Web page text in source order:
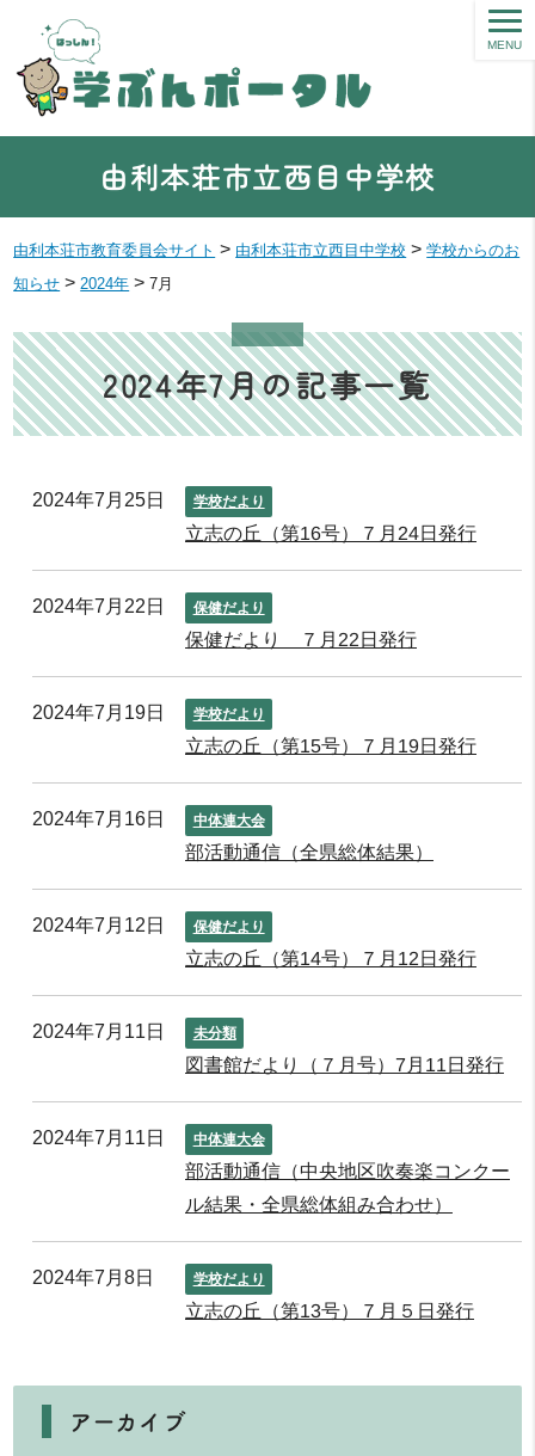
由利本荘市立西目中学校
MENU
由利本荘市教育委員会サイト > 由利本荘市立西目中学校 >学校からのお
知らせ > 2024年 >7月
2024年7月の記事一覧
2024年7月25日 学校だより
立志の丘（第16号）７月24日発行
2024年7月22日 保健だより
保健だより ７月22日発行
2024年7月19日 学校だより
立志の丘（第15号）７月19日発行
2024年7月16日 中体連大会
部活動通信（全県総体結果）
2024年7月12日 保健だより
立志の丘（第14号）７月12日発行
2024年7月11日 未分類
図書館だより（７月号）7月11日発行
2024年7月11日 中体連大会
部活動通信（中央地区吹奏楽コンクー
ル結果・全県総体組み合わせ）
2024年7月8日 学校だより
立志の丘（第13号）７月５日発行
アーカイブ